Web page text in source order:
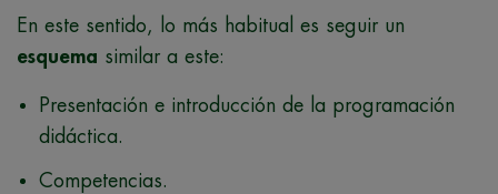
En este sentido, lo más habitual es seguir un
esquema similar a este:
Presentación e introducción de la programación
didáctica.
Competencias.